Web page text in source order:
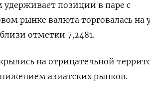
позиции в паре с
рынке валюта торговалась на
отметки 7,2481.
на отрицательной
азиатских рынков.